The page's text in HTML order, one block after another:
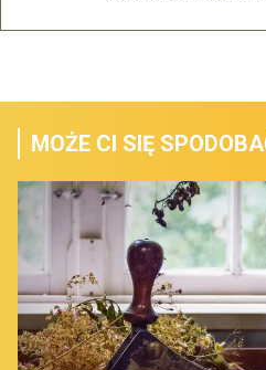
MOŻE CI SIĘ